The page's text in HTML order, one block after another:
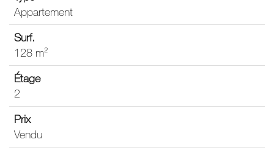
Appartement
128 m²
2
Vendu